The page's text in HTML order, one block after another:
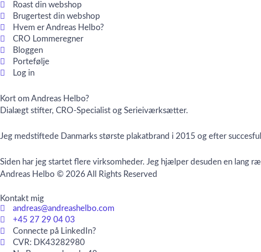
Roast din webshop
Brugertest din webshop
Hvem er Andreas Helbo?
CRO Lommeregner
Bloggen
Portefølje
Log in
Kort om Andreas Helbo?
Dialægt stifter, CRO-Specialist og Serieiværksætter.
Jeg medstiftede Danmarks største plakatbrand i 2015 og efter
Siden har jeg startet flere virksomheder. Jeg hjælper desuden en lang
Andreas Helbo © 2026 All Rights Reserved
Kontakt mig
andreas@andreashelbo.com
+45 27 29 04 03
Connecte på LinkedIn?
CVR: DK43282980